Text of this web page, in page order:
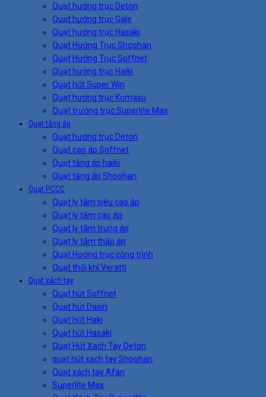
Quạt hướng trục Deton
Quạt hướng trục Gale
Quạt hướng trục Hasaki
Quạt Hướng Trục Shoohan
Quạt Hướng Trục Soffnet
Quạt hướng trục Haiki
Quạt hút Super Win
Quạt hướng trục Komasu
Quạt trướng trục Superlite Max
Quạt tăng áp
Quạt hướng trục Deton
Quạt cao áp Soffnet
Quạt tăng áp haiki
Quạt tăng áp Shoohan
Quạt PCCC
Quạt ly tâm siêu cao áp
Quạt ly tâm cao áp
Quạt ly tâm trung áp
Quạt ly tâm thấp áp
Quạt Hướng trục công trình
Quạt thổi khí Veratti
Quạt xách tay
Quạt hút Soffnet
Quạt hút Dasin
Quạt hút Haki
Quạt hút Hasaki
Quạt Hút Xach Tay Deton
quạt hút xach tay Shoohan
Quạt xách tay Afan
Superlite Max